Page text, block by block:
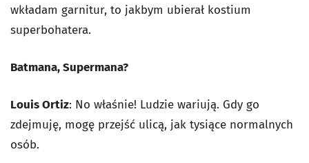
wkładam garnitur, to jakbym ubierał kostium
superbohatera.
Batmana, Supermana?
Louis Ortiz: No właśnie! Ludzie wariują. Gdy go
zdejmuję, mogę przejść ulicą, jak tysiące normalnych
osób.